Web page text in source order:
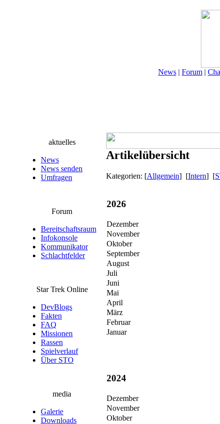
News | Forum |
aktuelles
News
News senden
Umfragen
Forum
Bereitschaftsraum
Infokonsole
Kommunikator
Schlachtfelder
Star Trek Online
DevBlogs
Fakten
FAQ
Missionen
Rassen
Spielverlauf
Über STO
media
Galerie
Downloads
Artikelübersicht
Kategorien: [Allgemein] [Intern] [
2026
Dezember
November
Oktober
September
August
Juli
Juni
Mai
April
März
Februar
Januar
2024
Dezember
November
Oktober